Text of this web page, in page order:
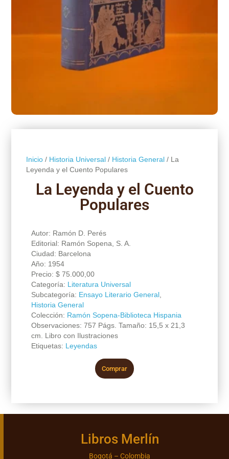
Inicio/ Historia Universal/ Historia General/ La
Leyenda y el Cuento Populares
La Leyenda y el Cuento
Populares
Autor: Ramón D. Perés
Editorial: Ramón Sopena, S. A.
Ciudad: Barcelona
Año: 1954
Precio: $75.000,00
Categoría: Literatura Universal
Subcategoría: Ensayo Literario General,
Historia General
Colección: Ramón Sopena-Biblioteca Hispania
Observaciones: 757 Págs. Tamaño: 15,5 x 21,3
cm. Libro con Ilustraciones
Etiquetas: Leyendas
Comprar
Libros Merlín
Bogotá – Colombia